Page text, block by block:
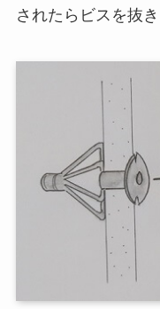
されたらビスを抜